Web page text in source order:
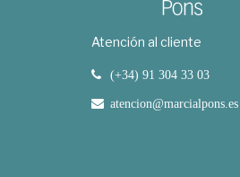
Atención al cliente
(+34) 91 304 33 03
atencion@marcialpons.es